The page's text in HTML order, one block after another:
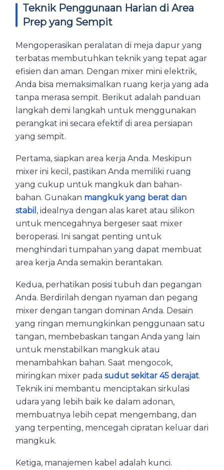
Teknik Penggunaan Harian di Area
Prep yang Sempit
Mengoperasikan peralatan di meja dapur yang
terbatas membutuhkan teknik yang tepat agar
efisien dan aman. Dengan mixer mini elektrik,
Anda bisa memaksimalkan ruang kerja yang ada
tanpa merasa sempit. Berikut adalah panduan
langkah demi langkah untuk menggunakan
perangkat ini secara efektif di area persiapan
yang sempit.
Pertama, siapkan area kerja Anda. Meskipun
mixer ini kecil, pastikan Anda memiliki ruang
yang cukup untuk mangkuk dan bahan-
bahan. Gunakan mangkuk yang berat dan
stabil , idealnya dengan alas karet atau silikon
untuk mencegahnya bergeser saat mixer
beroperasi. Ini sangat penting untuk
menghindari tumpahan yang dapat membuat
area kerja Anda semakin berantakan.
Kedua, perhatikan posisi tubuh dan pegangan
Anda. Berdirilah dengan nyaman dan pegang
mixer dengan tangan dominan Anda. Desain
yang ringan memungkinkan penggunaan satu
tangan, membebaskan tangan Anda yang lain
untuk menstabilkan mangkuk atau
menambahkan bahan. Saat mengocok,
miringkan mixer pada sudut sekitar 45 derajat.
Teknik ini membantu menciptakan sirkulasi
udara yang lebih baik ke dalam adonan,
membuatnya lebih cepat mengembang, dan
yang terpenting, mencegah cipratan keluar dari
mangkuk.
Ketiga, manajemen kabel adalah kunci.